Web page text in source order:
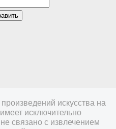
искусства на
исключительно
связано с извлечением